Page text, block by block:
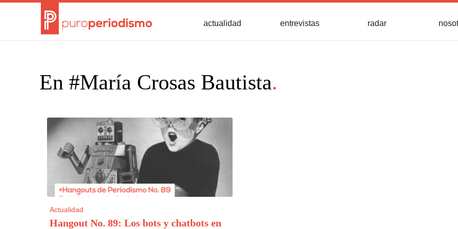
actualidad entrevistas radar
En #María Crosas Bautista.
Actualidad
Hangout No. 89: Los bots y chatbots en